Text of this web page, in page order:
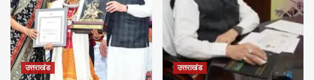
उत्तराखंड उत्तराखंड